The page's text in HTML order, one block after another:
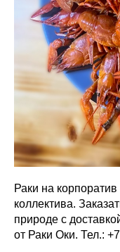
Раки на
коллектива.
природе с
от Раки Оки. Тел.: